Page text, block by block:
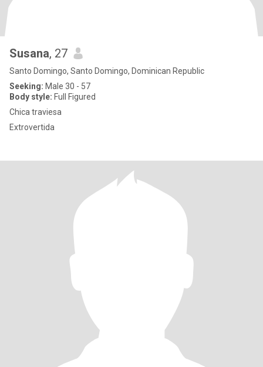
Susana, 27
Santo Domingo, Santo Domingo, Dominican Republic
Seeking: Male 30 - 57
Body style: Full Figured
Chica traviesa
Extrovertida